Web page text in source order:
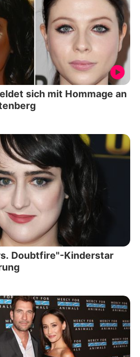
sich mit Hommage an
Doubtfire"-Kinderstar